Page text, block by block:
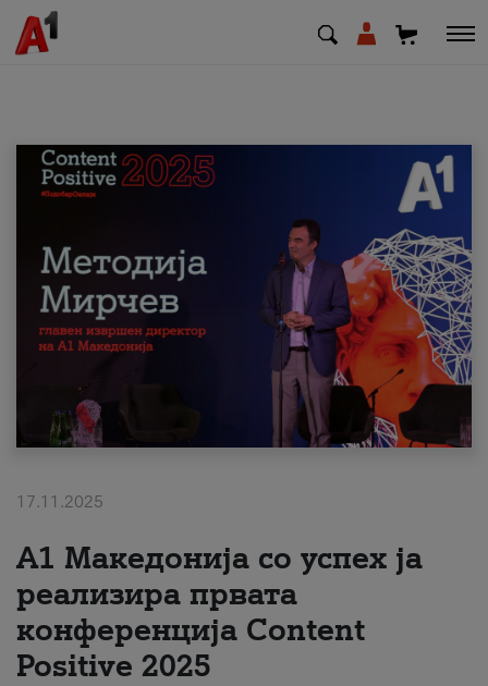
МК EN
Приватни Деловни
Поддршка
Надополни кредит
#ПодобарОнлајн
17.11.2025
А1 Македонија со успех ја
реализира првата
конференција Content
Positive 2025